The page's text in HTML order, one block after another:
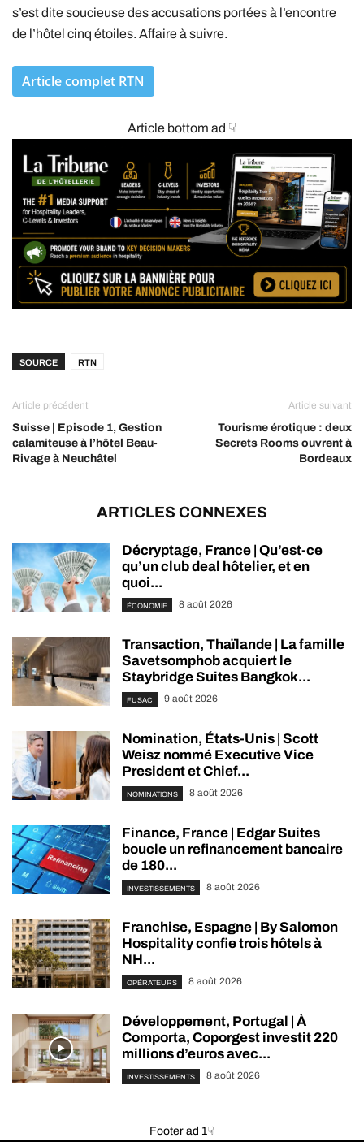
s’est dite soucieuse des accusations portées à l’encontre
de l’hôtel cinq étoiles. Affaire à suivre.
Article complet RTN
Article bottom ad ☟
SOURCE RTN
Article précédent
Suisse | Episode 1, Gestion
calamiteuse à l’hôtel Beau-
Rivage à Neuchâtel
Article suivant
Tourisme érotique : deux
Secrets Rooms ouvrent à
Bordeaux
ARTICLES CONNEXES
Décryptage, France | Qu’est-ce
qu’un club deal hôtelier, et en
quoi...
ÉCONOMIE 8 août 2026
Transaction, Thaïlande | La famille
Savetsomphob acquiert le
Staybridge Suites Bangkok...
FUSAC 9 août 2026
Nomination, États-Unis | Scott
Weisz nommé Executive Vice
President et Chief...
NOMINATIONS 8 août 2026
Finance, France | Edgar Suites
boucle un refinancement bancaire
de 180...
INVESTISSEMENTS 8 août 2026
Franchise, Espagne | By Salomon
Hospitality confie trois hôtels à
NH...
OPÉRATEURS 8 août 2026
Développement, Portugal | À
Comporta, Coporgest investit 220
millions d’euros avec...
INVESTISSEMENTS 8 août 2026
Footer ad 1☟